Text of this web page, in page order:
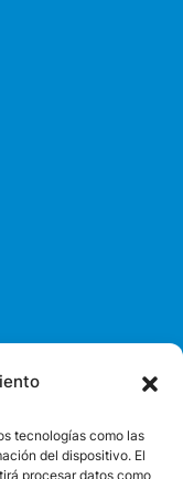
tecnologías como las
del dispositivo. El
procesar datos como